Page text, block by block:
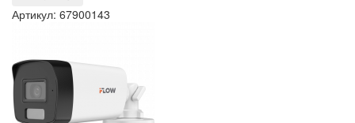
Артикул: 67900143